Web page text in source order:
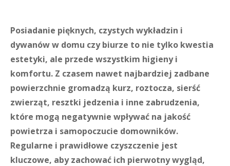
Posiadanie pięknych, czystych wykładzin i
dywanów w domu czy biurze to nie tylko kwestia
estetyki, ale przede wszystkim higieny i
komfortu. Z czasem nawet najbardziej zadbane
powierzchnie gromadzą kurz, roztocza, sierść
zwierząt, resztki jedzenia i inne zabrudzenia,
które mogą negatywnie wpływać na jakość
powietrza i samopoczucie domowników.
Regularne i prawidłowe czyszczenie jest
kluczowe, aby zachować ich pierwotny wygląd,